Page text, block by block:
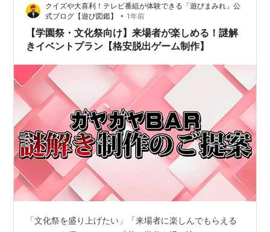
クイズや大喜利！テレビ番組が体験できる「遊びまみれ」公
式ブログ【遊び図鑑】
• 1年前
【学園祭・文化祭向け】来場者が楽しめる！謎解
きイベントプラン【格安脱出ゲーム制作】
「文化祭を盛り上げたい」「来場者に楽しんでもらえる